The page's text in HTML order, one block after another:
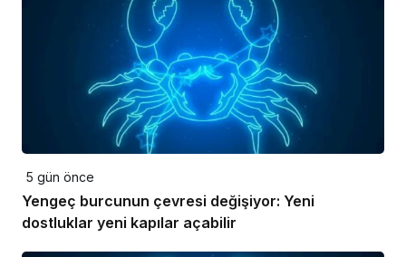
5 gün önce
Yengeç burcunun çevresi değişiyor: Yeni
dostluklar yeni kapılar açabilir